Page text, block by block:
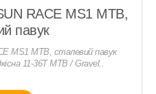
RACE MS1 MTB,
павук
MS1 MTB, сталевий павук
11-36T MTB / Gravel..